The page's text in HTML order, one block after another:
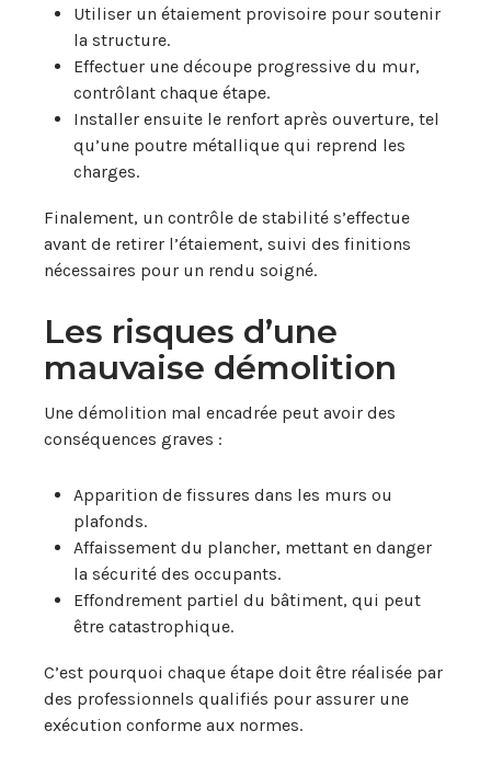
Utiliser un étaiement provisoire pour soutenir
la structure.
Effectuer une découpe progressive du mur,
contrôlant chaque étape.
Installer ensuite le renfort après ouverture, tel
qu’une poutre métallique qui reprend les
charges.
Finalement, un contrôle de stabilité s’effectue
avant de retirer l’étaiement, suivi des finitions
nécessaires pour un rendu soigné.
Les risques d’une
mauvaise démolition
Une démolition mal encadrée peut avoir des
conséquences graves :
Apparition de fissures dans les murs ou
plafonds.
Affaissement du plancher, mettant en danger
la sécurité des occupants.
Effondrement partiel du bâtiment, qui peut
être catastrophique.
C’est pourquoi chaque étape doit être réalisée par
des professionnels qualifiés pour assurer une
exécution conforme aux normes.